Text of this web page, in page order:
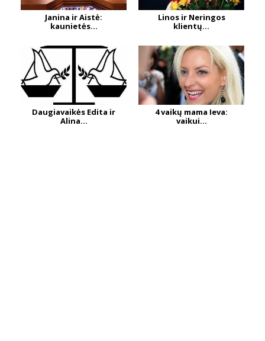
Janina ir Aistė:
kaunietės...
Linos ir Neringos
klientų...
Daugiavaikės Edita ir
Alina...
4 vaikų mama Ieva:
vaikui...